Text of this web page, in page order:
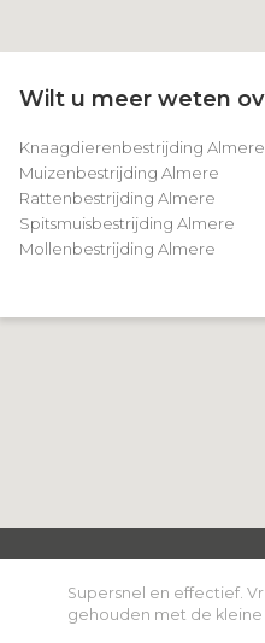
Wilt u meer weten
Knaagdierenbestrijding Almere
Muizenbestrijding Almere
Rattenbestrijding Almere
Spitsmuisbestrijding Almere
Mollenbestrijding Almere
Supersnel en effectief.
gehouden met de